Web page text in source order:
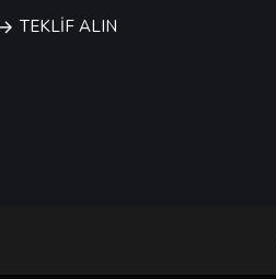
TEKLİF ALIN